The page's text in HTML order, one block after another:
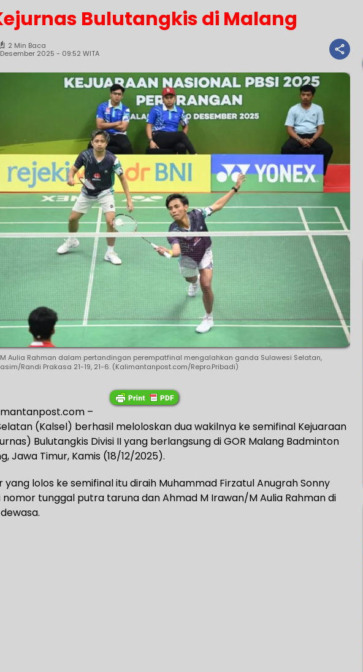
Bulutangkis di Malang
2 Min Baca
2025 - 09:52 WITA
Aulia Rahman dalam pertandingan perempatfinal mengalahkan ganda Sulawesi Selatan,
Randi Prakasa 21-19, 21-6. (Kalimantanpost.com/Repro.Pribadi)
–
(Kalsel) berhasil meloloskan dua wakilnya ke semifinal Kejuaraan
Bulutangkis Divisi II yang berlangsung di GOR Malang Badminton
Jawa Timur, Kamis (18/12/2025).
yang lolos ke semifinal itu diraih Muhammad Firzatul Anugrah Sonny
nomor tunggal putra taruna dan Ahmad M Irawan/M Aulia Rahman di